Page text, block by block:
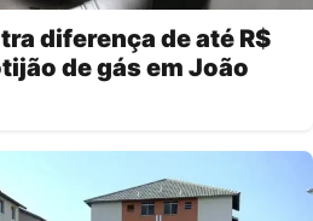
diferença de até R$
de gás em João